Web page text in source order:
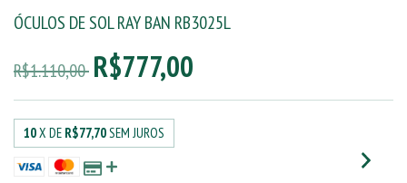
ÓCULOS DE SOL RAY BAN RB3025L
R$1.110,00 R$777,00
10X DE R$77,70SEM JUROS